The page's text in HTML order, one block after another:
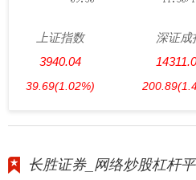
上证指数
3940.04
39.69(1.02%)
深证成
200.89
长胜证券_网络炒股杠杆